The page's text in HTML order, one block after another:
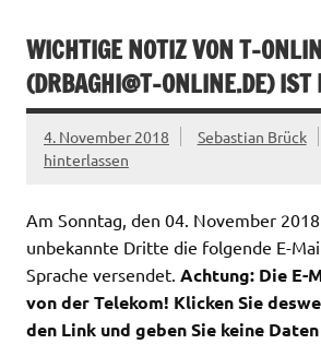
WICHTIGE NOTIZ VON T-
(DRBAGHI@T-ONLINE.DE) IST
4. November 2018 Sebastian Brück
hinterlassen
Am Sonntag, den 04. November
unbekannte Dritte die folgende E-
Sprache versendet. Achtung: Die E-
von der Telekom! Klicken Sie
den Link und geben Sie keine